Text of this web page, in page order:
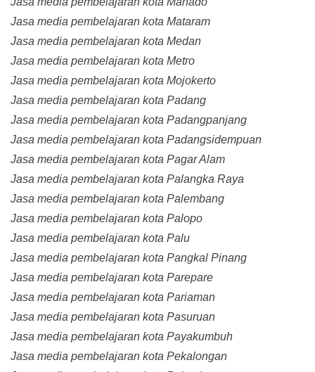
Jasa media pembelajaran kota Mataram
Jasa media pembelajaran kota Medan
Jasa media pembelajaran kota Metro
Jasa media pembelajaran kota Mojokerto
Jasa media pembelajaran kota Padang
Jasa media pembelajaran kota Padangpanjang
Jasa media pembelajaran kota Padangsidempuan
Jasa media pembelajaran kota Pagar Alam
Jasa media pembelajaran kota Palangka Raya
Jasa media pembelajaran kota Palembang
Jasa media pembelajaran kota Palopo
Jasa media pembelajaran kota Palu
Jasa media pembelajaran kota Pangkal Pinang
Jasa media pembelajaran kota Parepare
Jasa media pembelajaran kota Pariaman
Jasa media pembelajaran kota Pasuruan
Jasa media pembelajaran kota Payakumbuh
Jasa media pembelajaran kota Pekalongan